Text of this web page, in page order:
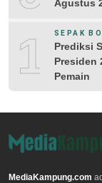
Agustus
10
SEPAK
Prediksi
Presiden
Pemain
MediaKampung.com